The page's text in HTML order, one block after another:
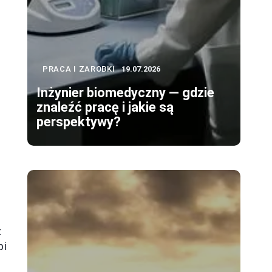
PRACA I ZAROBKI 19.07.2026
Inżynier biomedyczny — gdzie
znaleźć pracę i jakie są
perspektywy?